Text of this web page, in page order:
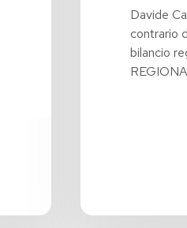
Davide
contrario
bilancio